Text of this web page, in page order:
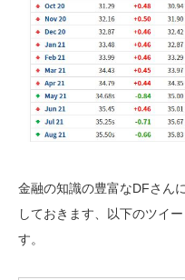
金融の知識の豊富なDFさん
しておきます、以下のツイ
す。